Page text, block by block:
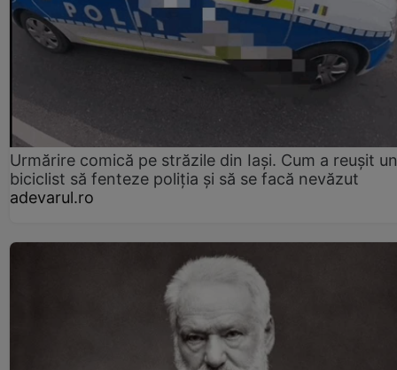
Urmărire comică pe străzile din Iași. Cum a reușit un
biciclist să fenteze poliția și să se facă nevăzut
adevarul.ro